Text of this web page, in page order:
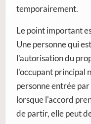
temporairement.
Le point important
Une personne qui
l'autorisation du
l'occupant principal
personne entrée
lorsque l'accord
de partir, elle peut